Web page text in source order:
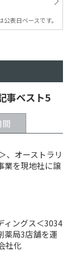
表日ベースです。
事ベスト5
間
、オーストラリ
業を現地社に譲
ィングス＜3034
薬局3店舗を運
社化